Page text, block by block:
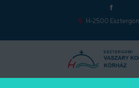
H-2500